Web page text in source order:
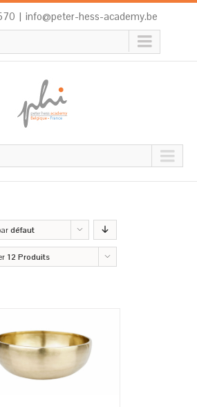
| info@peter-hess-academy.be
défaut
12 Produits